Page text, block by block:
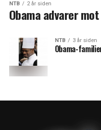
NTB 2 år siden
Obama advarer
NTB 3 år siden
Obama-